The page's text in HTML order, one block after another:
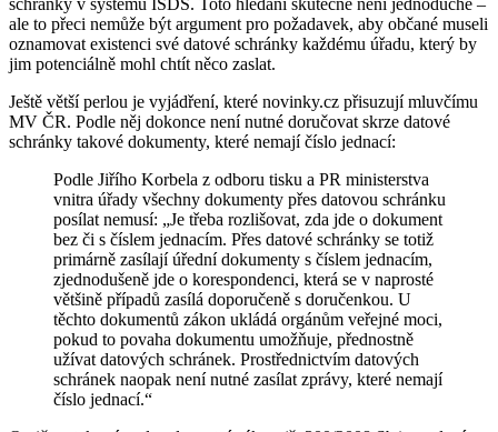
ale to přeci nemůže být argument pro požadavek, aby občané museli
oznamovat existenci své datové schránky každému úřadu, který by
jim potenciálně mohl chtít něco zaslat.
Ještě větší perlou je vyjádření, které novinky.cz přisuzují mluvčímu
MV ČR. Podle něj dokonce není nutné doručovat skrze datové
schránky takové dokumenty, které nemají číslo jednací:
Podle Jiřího Korbela z odboru tisku a PR ministerstva
vnitra úřady všechny dokumenty přes datovou schránku
posílat nemusí: „Je třeba rozlišovat, zda jde o dokument
bez či s číslem jednacím. Přes datové schránky se totiž
primárně zasílají úřední dokumenty s číslem jednacím,
zjednodušeně jde o korespondenci, která se v naprosté
většině případů zasílá doporučeně s doručenkou. U
těchto dokumentů zákon ukládá orgánům veřejné moci,
pokud to povaha dokumentu umožňuje, přednostně
užívat datových schránek. Prostřednictvím datových
schránek naopak není nutné zasílat zprávy, které nemají
číslo jednací.“